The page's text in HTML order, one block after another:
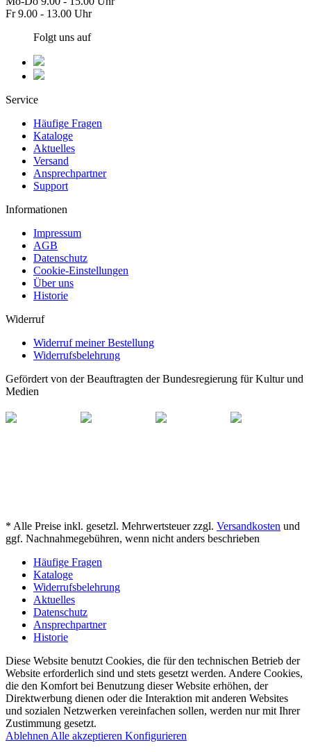
Fr 9.00 - 13.00 Uhr
Folgt uns auf
Service
Häufige Fragen
Kataloge
Aktuelles
Versand
Ansprechpartner
Support
Informationen
Impressum
AGB
Datenschutz
Cookie-Einstellungen
Über uns
Historie
Widerruf
Widerruf meiner Bestellung
Widerrufsbelehrung
Gefördert von der Beauftragten der Bundesregierung für Kultur und
Medien
* Alle Preise inkl. gesetzl. Mehrwertsteuer zzgl. Versandkosten und
ggf. Nachnahmegebühren, wenn nicht anders beschrieben
Häufige Fragen
Kataloge
Widerrufsbelehrung
Aktuelles
Datenschutz
Ansprechpartner
Historie
Diese Website benutzt Cookies, die für den technischen Betrieb der
Website erforderlich sind und stets gesetzt werden. Andere Cookies,
die den Komfort bei Benutzung dieser Website erhöhen, der
Direktwerbung dienen oder die Interaktion mit anderen Websites
und sozialen Netzwerken vereinfachen sollen, werden nur mit Ihrer
Zustimmung gesetzt.
Ablehnen Alle akzeptieren Konfigurieren